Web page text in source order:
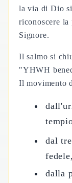
la via di Dio
riconoscere la
Signore.
Il salmo si
"YHWH
Il movimento
dal
fedele,
dalla